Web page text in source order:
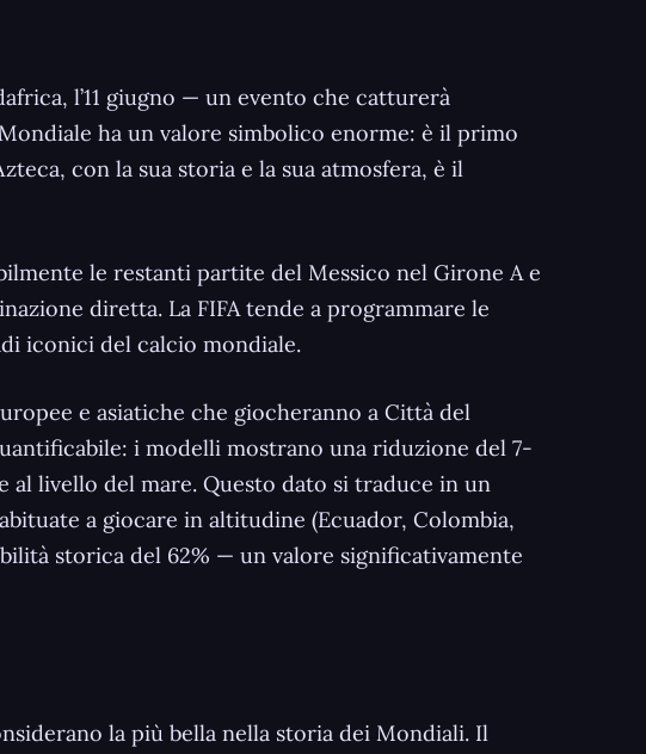
l’11 giugno — un evento che catturerà
ha un valore simbolico enorme: è il primo
con la sua storia e la sua atmosfera, è il
le restanti partite del Messico nel Girone A e
diretta. La FIFA tende a programmare le
iconici del calcio mondiale.
e asiatiche che giocheranno a Città del
i modelli mostrano una riduzione del 7-
livello del mare. Questo dato si traduce in un
a giocare in altitudine (Ecuador, Colombia,
storica del 62% — un valore significativamente
la più bella nella storia dei Mondiali. Il